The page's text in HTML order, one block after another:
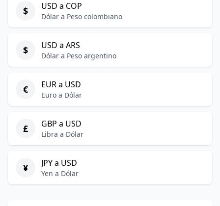
$ USD a COP
Dólar a Peso colombiano
$ USD a ARS
Dólar a Peso argentino
€ EUR a USD
Euro a Dólar
£ GBP a USD
Libra a Dólar
¥ JPY a USD
Yen a Dólar